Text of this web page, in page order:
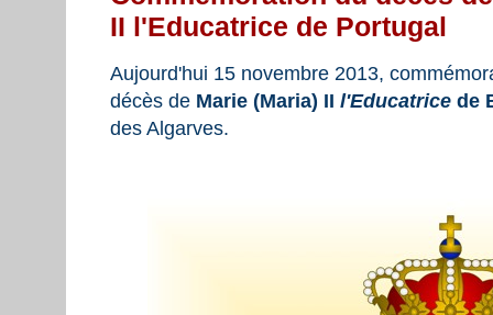
II l'Educatrice de Portugal
Aujourd'hui 15 novembre 2013,
décès de Marie (Maria) II l'Educatrice de
des Algarves.